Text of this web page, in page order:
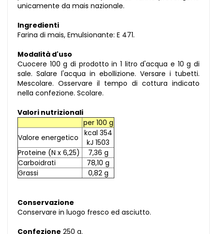
unicamente da mais nazionale.
Ingredienti
Farina di mais, Emulsionante: E 471.
Modalità d'uso
Cuocere 100 g di prodotto in 1 litro d'acqua e 10 g di
sale. Salare l'acqua in ebollizione. Versare i tubetti.
Mescolare. Osservare il tempo di cottura indicato
nella confezione. Scolare.
Valori nutrizionali
per 100 g
Valore energetico
kcal 354
kJ 1503
Proteine (N x 6,25)
7,36 g
Carboidrati
78,10 g
Grassi
0,82 g
Conservazione
Conservare in luogo fresco ed asciutto.
Confezione 250 g.